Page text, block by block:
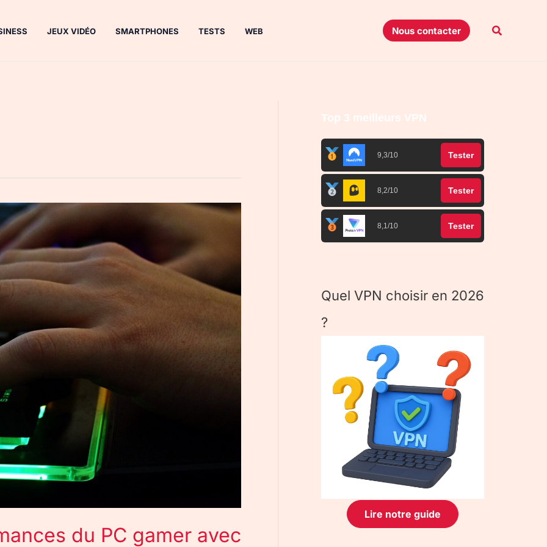
JEUX VIDÉO SMARTPHONES TESTS WEB Nous contacter
du PC gamer avec
Top 3 meilleurs VPN
9,3/10 Tester
8,2/10 Tester
8,1/10 Tester
Quel VPN choisir en 2026
?
Lire notre guide